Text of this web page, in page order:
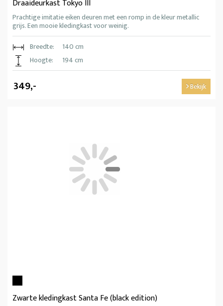
Draaideurkast Tokyo III
Prachtige imitatie eiken deuren met een romp in de kleur metallic
grijs. Een mooie kledingkast voor weinig.
Breedte:
140 cm
Hoogte:
194 cm
349,- Bekijk
Zwarte kledingkast Santa Fe (black edition)